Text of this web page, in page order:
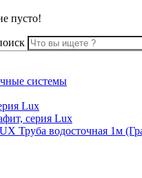
пусто!
системы
Lux
серия Lux
Труба водосточная 1м